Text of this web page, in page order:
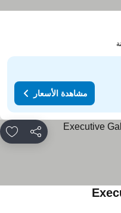
مشاهدة الأسعار
مشاركة
مشاهدة الأسعار